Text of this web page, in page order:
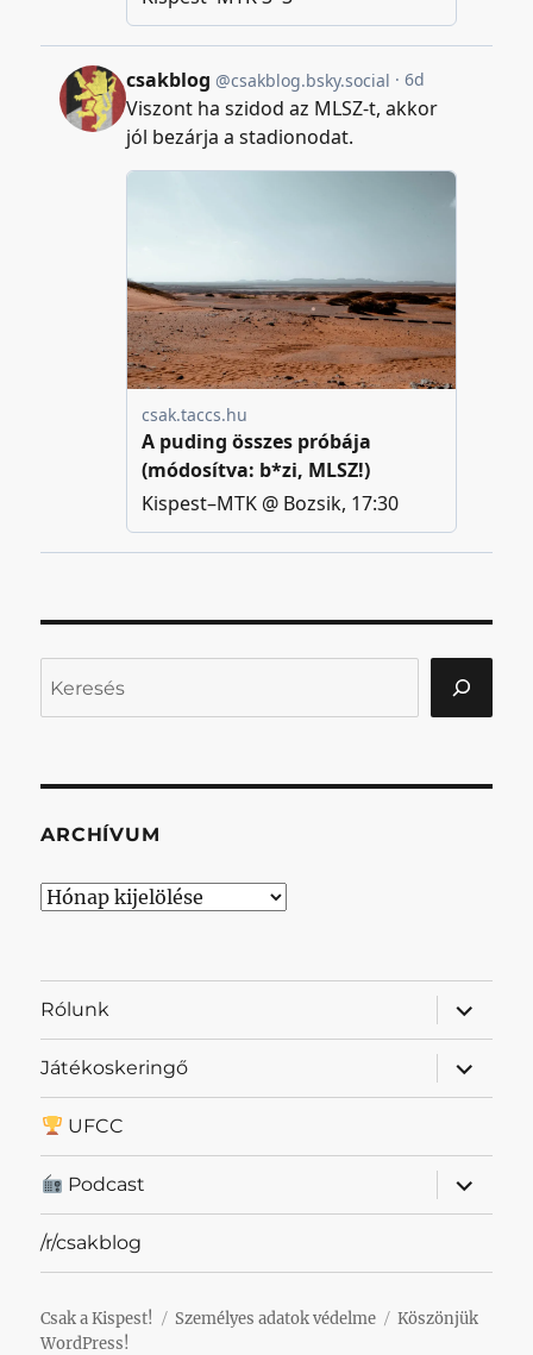
ARCHÍVUM
Archívum
Rólunk
almenü
Játékoskeringő
almenü
UFCC
Podcast
almenü
/r/csakblog
Csak a Kispest! Személyes adatok védelme
Köszönjük
WordPress!